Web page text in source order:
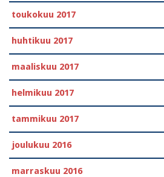
toukokuu 2017
huhtikuu 2017
maaliskuu 2017
helmikuu 2017
tammikuu 2017
joulukuu 2016
marraskuu 2016